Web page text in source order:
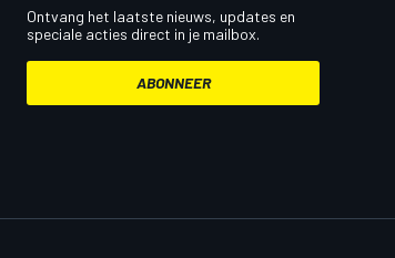
Ontvang het laatste nieuws, updates en
speciale acties direct in je mailbox.
ABONNEER